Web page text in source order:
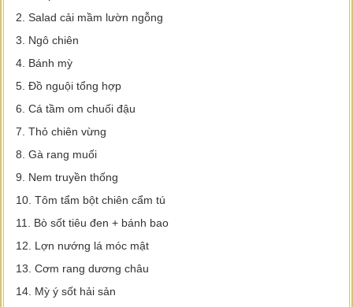
2. Salad cải mầm lườn ngỗng
3. Ngô chiên
4. Bánh mỳ
5. Đồ nguội tổng hợp
6. Cá tầm om chuối đậu
7. Thỏ chiên vừng
8. Gà rang muối
9. Nem truyền thống
10. Tôm tẩm bột chiên cẩm tú
11. Bò sốt tiêu đen + bánh bao
12. Lợn nướng lá móc mật
13. Cơm rang dương châu
14. Mỳ ý sốt hải sản